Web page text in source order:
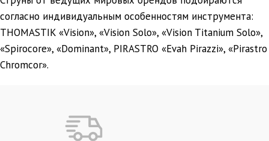
согласно индивидуальным особенностям инструмента:
THOMASTIK «Vision», «Vision Solo», «Vision Titanium Solo»,
«Spirocore», «Dominant», PIRASTRO «Evah Pirazzi», «Pirastro
Chromcor».